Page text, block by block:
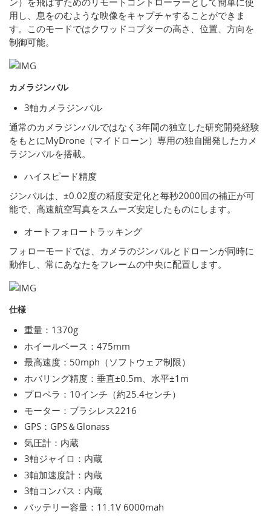
用し、息をのむような映像をキャプチャすることができま
す。このモードではクワッドコプターの高さ、位置、方向を
制御可能。
カメラジンバル
3軸カメラジンバル
通常のカメラジンバルではなく3年間の独立した研究開発経験
をもとにMyDrone（マイドローン）専用の独自開発したカメ
ラジンバルを搭載。
ハイスピード精度
ジンバルは、±0.02度の精度安定化と毎秒2000回の補正が可
能で、高速航空写真をスムーズ安定したものにします。
オートフォロートラッキング
フォローモードでは、カメラのジンバルとドローンが同時に
動作し、常にあなたをフレームの中央に配置します。
仕様
重量：1370g
ホイールベース：475mm
最高速度：50mph（ソフトウェア制限）
ホバリング精度：垂直±0.5m、水平±1m
プロペラ：10インチ（約25.4センチ）
モーター：ブラシレス2216
GPS：GPS＆Glonass
気圧計：内蔵
3軸ジャイロ：内蔵
3軸加速度計：内蔵
3軸コンパス：内蔵
バッテリー容量：11.1V 6000mah